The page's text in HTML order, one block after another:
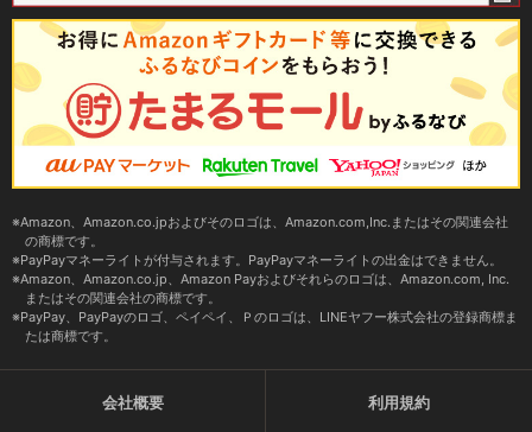
Amazon、Amazon.co.jpおよびそのロゴは、Amazon.com,Inc.またはその関連会社
の商標です。
PayPayマネーライトが付与されます。PayPayマネーライトの出金はできません。
Amazon、Amazon.co.jp、Amazon Payおよびそれらのロゴは、Amazon.com, Inc.
またはその関連会社の商標です。
PayPay、PayPayのロゴ、ペイペイ、Ｐのロゴは、LINEヤフー株式会社の登録商標ま
たは商標です。
会社概要 利用規約